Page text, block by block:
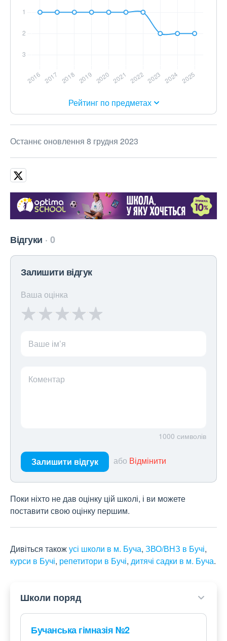
Рейтинг по предметах
Останнє оновлення 8 грудня 2023
Відгуки 0
Залишити відгук
Ваша оцінка
Ваше ім’я
Коментар
1000 символів
Залишити відгук або Відмінити
Поки ніхто не дав оцінку цій школі, і ви можете
поставити свою оцінку першим.
Дивіться такожусі школи в м. Буча, ЗВО/ВНЗ в Бучі,
курси в Бучі, репетитори в Бучі, дитячі садки в м. Буча.
Школи поряд
Бучанська гімназія №2